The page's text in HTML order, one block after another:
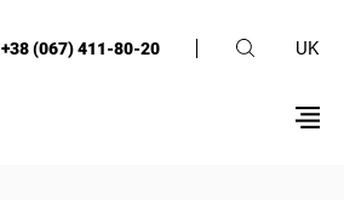
+38 (067) 411-80-20 UK